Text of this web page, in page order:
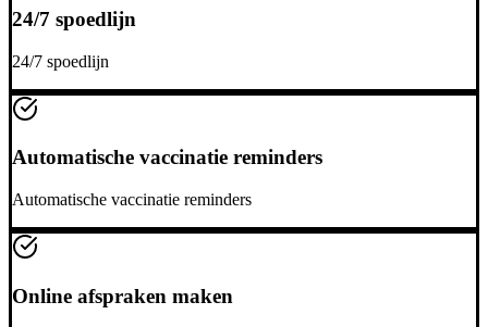
24/7 spoedlijn
24/7 spoedlijn
Automatische vaccinatie reminders
Automatische vaccinatie reminders
Online afspraken maken